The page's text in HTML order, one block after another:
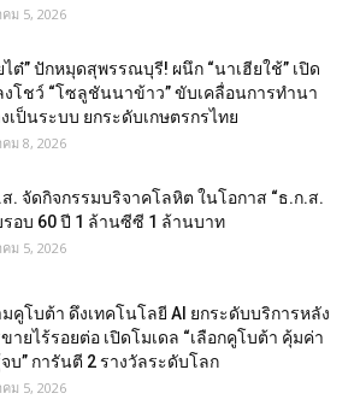
คม 5, 2026
ไต๋” ปักหมุดสุพรรณบุรี! ผนึก “นาเฮียใช้” เปิด
งโชว์ “โซลูชันนาข้าว” ขับเคลื่อนการทำนา
เป็นระบบ ยกระดับเกษตรกรไทย
คม 8, 2026
. จัดกิจกรรมบริจาคโลหิต ในโอกาส “ธ.ก.ส.
รอบ 60 ปี 1 ล้านซีซี 1 ล้านบาท
คม 5, 2026
คูโบต้า ดึงเทคโนโลยี AI ยกระดับบริการหลัง
ายไร้รอยต่อ เปิดโมเดล “เลือกคูโบต้า คุ้มค่า
บ” การันตี 2 รางวัลระดับโลก
คม 5, 2026